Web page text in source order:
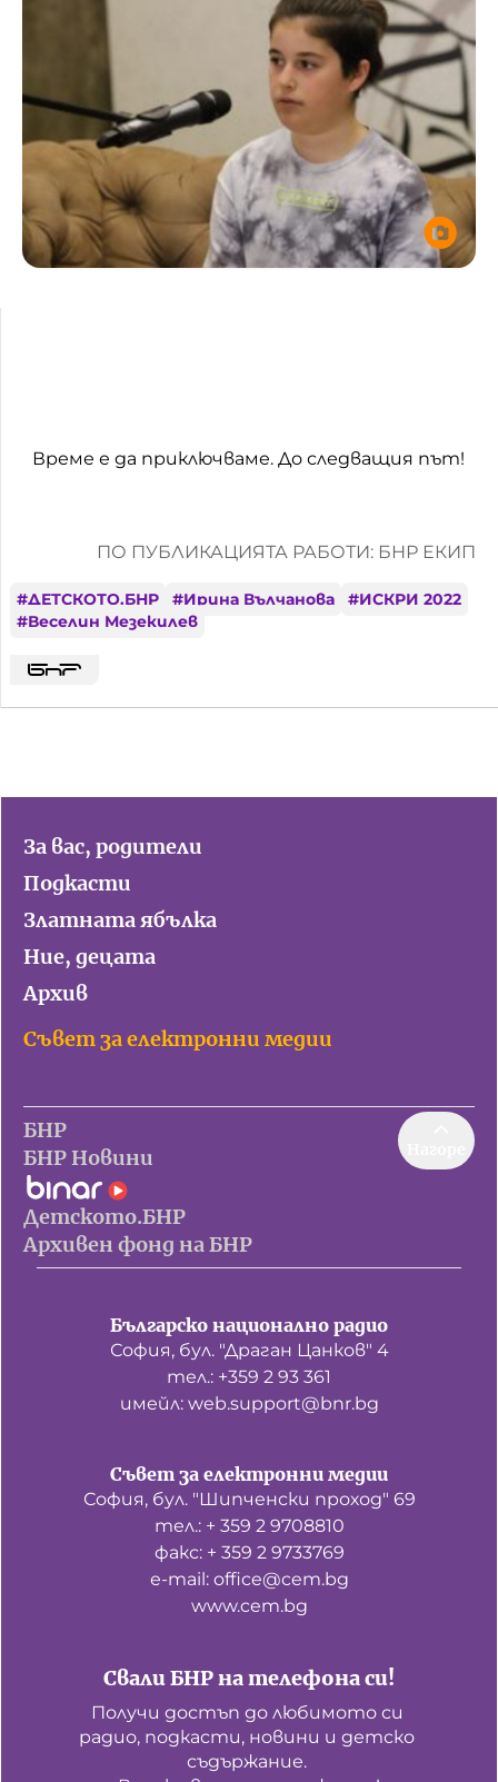
Време е да приключваме. До следващия път!
ПО ПУБЛИКАЦИЯТА РАБОТИ: БНР ЕКИП
#ДЕТСКОТО.БНР #Ирина Вълчанова #ИСКРИ 2022
#Веселин Мезекилев
За вас, родители
Подкасти
Златната ябълка
Ние, децата
Архив
Съвет за електронни медии
БНР
БНР Новини
Детското.БНР
Архивен фонд на БНР
Българско национално радио
София, бул. "Драган Цанков" 4
тел.: +359 2 93 361
имейл: web.support@bnr.bg
Свали БНР на телефона си!
Получи достъп до любимото си
радио, подкасти, новини и детско
съдържание.
Съвет за електронни медии
София, бул. "Шипченски проход" 69
тел.: + 359 2 9708810
факс: + 359 2 9733769
е-mail: office@cem.bg
www.cem.bg